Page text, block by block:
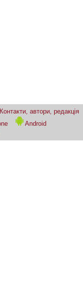
Контакти, автори, редакція
Android